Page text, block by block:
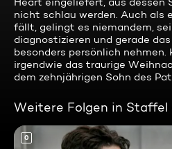
nicht schlau werden. Auch als
fällt, gelingt es niemandem,
diagnostizieren und gerade
besonders persönlich nehmen.
irgendwie das traurige
dem zehnjährigen Sohn des
Weitere Folgen in Staffel
0